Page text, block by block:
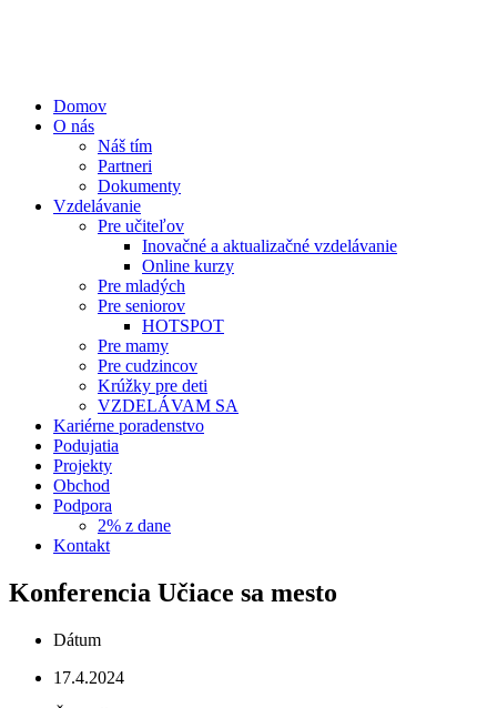
Domov
O nás
Náš tím
Partneri
Dokumenty
Vzdelávanie
Pre učiteľov
Inovačné a aktualizačné vzdelávanie
Online kurzy
Pre mladých
Pre seniorov
HOTSPOT
Pre mamy
Pre cudzincov
Krúžky pre deti
VZDELÁVAM SA
Kariérne poradenstvo
Podujatia
Projekty
Obchod
Podpora
2% z dane
Kontakt
Konferencia Učiace sa mesto
Dátum
17.4.2024